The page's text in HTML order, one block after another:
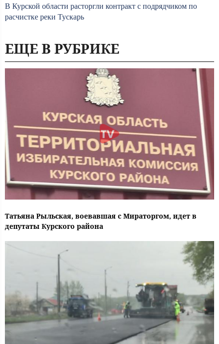
В Курской области расторгли контракт с подрядчиком по
расчистке реки Тускарь
ЕЩЕ В РУБРИКЕ
Татьяна Рыльская, воевавшая с Мираторгом, идет в
депутаты Курского района